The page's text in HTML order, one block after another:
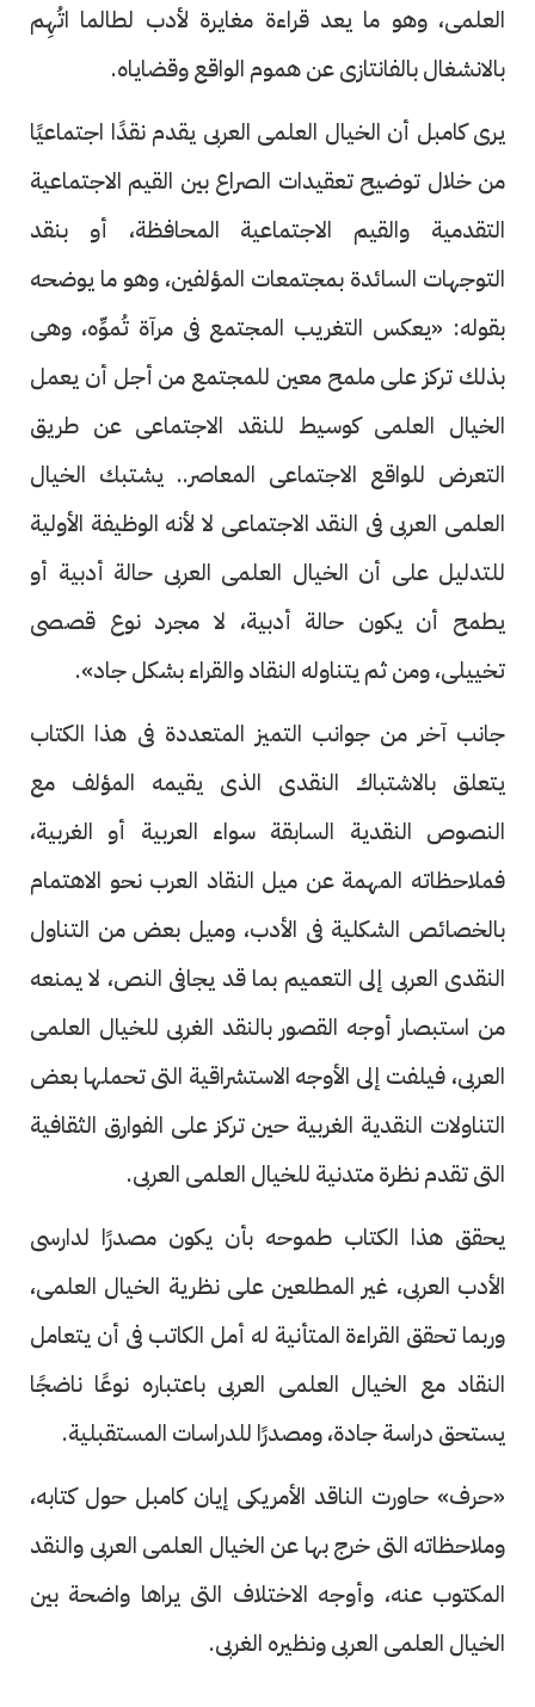
العلمى، وهو ما يعد قراءة مغايرة لأدب لطالما اتُهِم
بالانشغال بالفانتازى عن هموم الواقع وقضاياه.
يرى كامبل أن الخيال العلمى العربى يقدم نقدًا اجتماعيًا
من خلال توضيح تعقيدات الصراع بين القيم الاجتماعية
التقدمية والقيم الاجتماعية المحافظة، أو بنقد
التوجهات السائدة بمجتمعات المؤلفين، وهو ما يوضحه
بقوله: «يعكس التغريب المجتمع فى مرآة تُموِّه، وهى
بذلك تركز على ملمح معين للمجتمع من أجل أن يعمل
الخيال العلمى كوسيط للنقد الاجتماعى عن طريق
التعرض للواقع الاجتماعى المعاصر.. يشتبك الخيال
العلمى العربى فى النقد الاجتماعى لا لأنه الوظيفة الأولية
للتدليل على أن الخيال العلمى العربى حالة أدبية أو
يطمح أن يكون حالة أدبية، لا مجرد نوع قصصى
تخييلى، ومن ثم يتناوله النقاد والقراء بشكل جاد».
جانب آخر من جوانب التميز المتعددة فى هذا الكتاب
يتعلق بالاشتباك النقدى الذى يقيمه المؤلف مع
النصوص النقدية السابقة سواء العربية أو الغربية،
فملاحظاته المهمة عن ميل النقاد العرب نحو الاهتمام
بالخصائص الشكلية فى الأدب، وميل بعض من التناول
النقدى العربى إلى التعميم بما قد يجافى النص، لا يمنعه
من استبصار أوجه القصور بالنقد الغربى للخيال العلمى
العربى، فيلفت إلى الأوجه الاستشراقية التى تحملها بعض
التناولات النقدية الغربية حين تركز على الفوارق الثقافية
التى تقدم نظرة متدنية للخيال العلمى العربى.
يحقق هذا الكتاب طموحه بأن يكون مصدرًا لدارسى
الأدب العربى، غير المطلعين على نظرية الخيال العلمى،
وربما تحقق القراءة المتأنية له أمل الكاتب فى أن يتعامل
النقاد مع الخيال العلمى العربى باعتباره نوعًا ناضجًا
يستحق دراسة جادة، ومصدرًا للدراسات المستقبلية.
«حرف» حاورت الناقد الأمريكى إيان كامبل حول كتابه،
وملاحظاته التى خرج بها عن الخيال العلمى العربى والنقد
المكتوب عنه، وأوجه الاختلاف التى يراها واضحة بين
الخيال العلمى العربى ونظيره الغربى.